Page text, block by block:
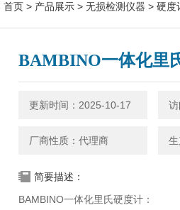
首页 > 产品展示 > 无损检测仪器 > 硬度
BAMBINO一体化里
更新时间：2025-10-17
厂商性质：代理商 生
简要描述：
BAMBINO一体化里氏硬度计：